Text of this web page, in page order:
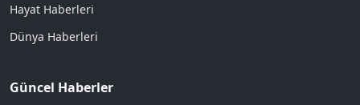
Hayat Haberleri
Dünya Haberleri
Güncel Haberler